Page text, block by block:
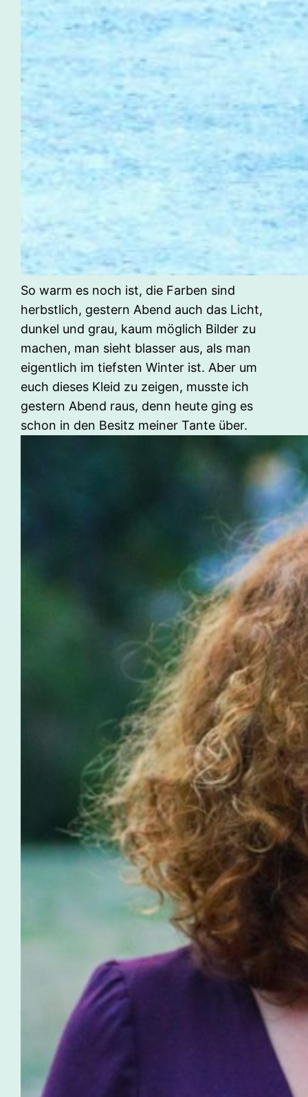
So warm es noch ist, die Farben sind
herbstlich, gestern Abend auch das Licht,
dunkel und grau, kaum möglich Bilder zu
machen, man sieht blasser aus, als man
eigentlich im tiefsten Winter ist. Aber um
euch dieses Kleid zu zeigen, musste ich
gestern Abend raus, denn heute ging es
schon in den Besitz meiner Tante über.